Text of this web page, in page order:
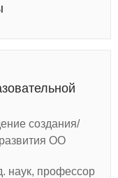
создания/
ОО
наук, профессор